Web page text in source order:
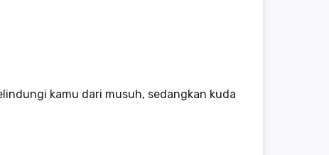
kamu dari musuh, sedangkan kuda